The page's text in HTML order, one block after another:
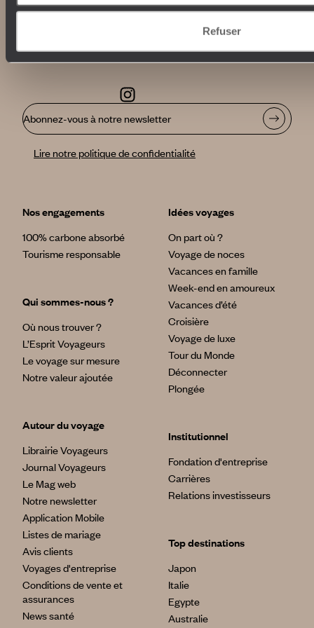
Refuser
Abonnez-vous à notre newsletter
Lire notre politique de confidentialité
Nos engagements
100% carbone absorbé
Tourisme responsable
Qui sommes-nous ?
Où nous trouver ?
L’Esprit Voyageurs
Le voyage sur mesure
Notre valeur ajoutée
Autour du voyage
Librairie Voyageurs
Journal Voyageurs
Le Mag web
Notre newsletter
Application Mobile
Listes de mariage
Avis clients
Voyages d'entreprise
Conditions de vente et
assurances
News santé
Idées voyages
On part où ?
Voyage de noces
Vacances en famille
Week-end en amoureux
Vacances d’été
Croisière
Voyage de luxe
Tour du Monde
Déconnecter
Plongée
Institutionnel
Fondation d'entreprise
Carrières
Relations investisseurs
Top destinations
Japon
Italie
Egypte
Australie